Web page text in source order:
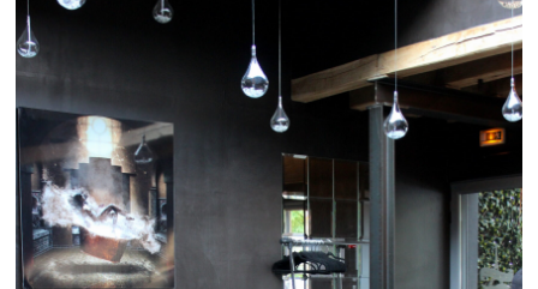
préparer une sortie réussie. Un Restaurant Val de Marne
représente une option idéale pour de nombreux types de repas.
Le décor d’un Restaurant Val de Marne reste un critère souvent
déterminant. Un menu complet permet à un Restaurant Val de
Marne de toucher un public plus large. La cuisine d’un
Restaurant Val de Marne gagne en saveur grâce à des
ingrédients frais. Le service dans un Restaurant Val de Marne
influence fortement l’avis final des clients. La situation
géographique d’un Restaurant Val de Marne reste un critère
pratique important. À l’heure du déjeuner, un Restaurant Val de
Marne bien organisé est souvent privilégié. Un Restaurant Val de
Marne convivial répond bien aux attentes d’un repas du soir. Un
Restaurant Val de Marne représente une option intéressante